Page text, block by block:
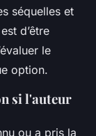
séquelles et
d’être
le
option.
si l'auteur
ou a pris la